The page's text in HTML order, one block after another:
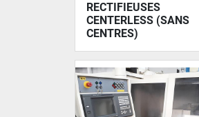
RECTIFIEUSES
CENTERLESS (SANS
CENTRES)